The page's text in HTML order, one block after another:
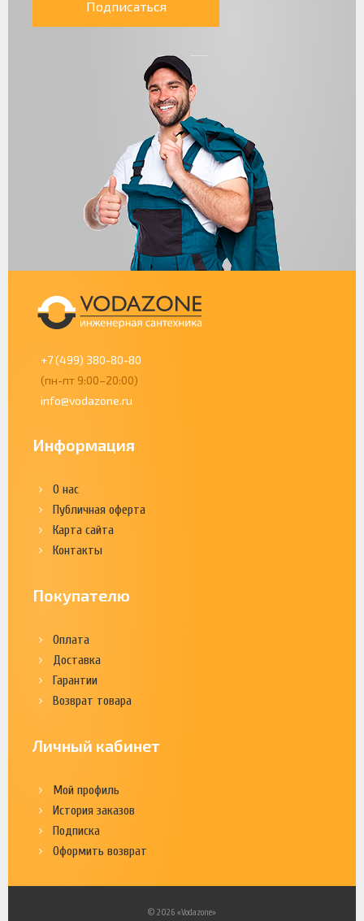
Подписаться
+7 (499) 380-80-80
(пн-пт 9:00–20:00)
info@vodazone.ru
Информация
О нас
Публичная оферта
Карта сайта
Контакты
Покупателю
Оплата
Доставка
Гарантии
Возврат товара
Личный кабинет
Мой профиль
История заказов
Подписка
Оформить возврат
© 2026 «Vodazone»